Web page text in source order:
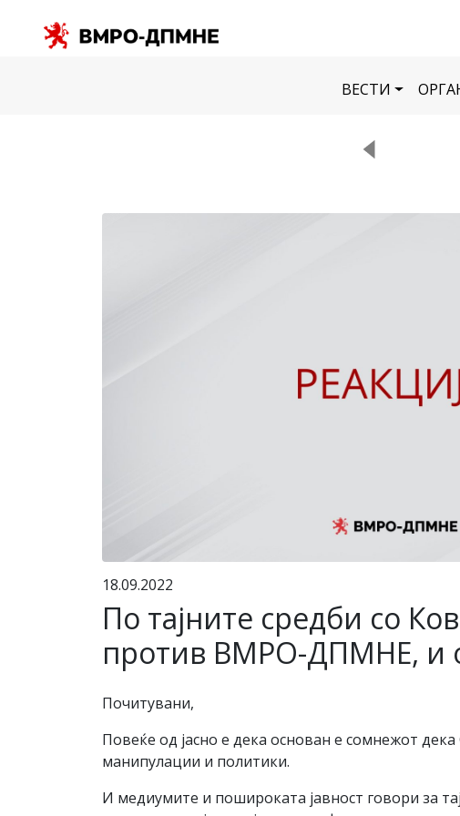
ВЕСТИ
18.09.2022
По тајните средби со
против ВМРО-ДПМНЕ, и
Почитувани,
Повеќе од јасно е дека основан е сомнежот
манипулации и политики.
И медиумите и пошироката јавност говори за